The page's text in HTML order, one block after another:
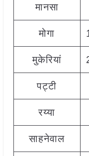
मानसा
मोगा
मुकेरियां
पट्टी
रय्या
साहनेवाल